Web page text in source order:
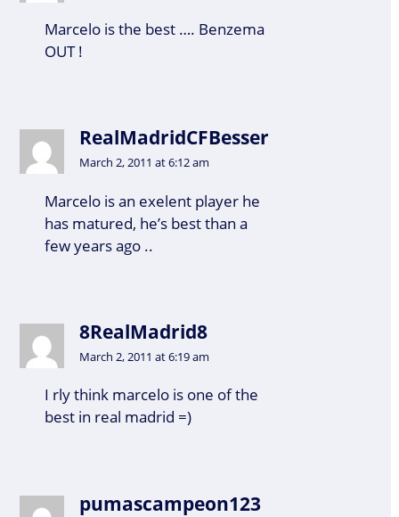
Marcelo is the best …. Benzema
OUT !
RealMadridCFBesser
March 2, 2011 at 6:12 am
Marcelo is an exelent player he
has matured, he’s best than a
few years ago ..
8RealMadrid8
March 2, 2011 at 6:19 am
I rly think marcelo is one of the
best in real madrid =)
pumascampeon123